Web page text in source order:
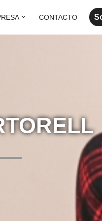
CONTACTO